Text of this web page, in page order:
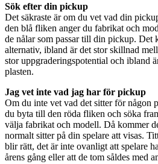
Sök efter din pickup
Det säkraste är om du vet vad din
den blå fliken anger du fabrikat och
de nålar som passar till din pickup. Det
alternativ, ibland är det stor skillnad
stor uppgraderingspotential och ibland
plasten.
Jag vet inte vad jag har för pickup
Om du inte vet vad det sitter för någon
du byta till den röda fliken och söka
välja fabrikat och modell. Då kommer
normalt sitter på din spelare att visas.
blir rätt, det är inte ovanligt att spelare
årens gång eller att de tom såldes med